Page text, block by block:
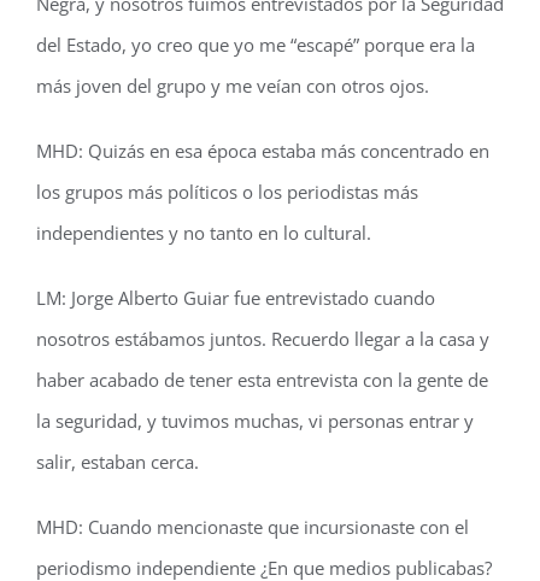
del Estado, yo creo que yo me “escapé” porque era la
más joven del grupo y me veían con otros ojos.
MHD: Quizás en esa época estaba más concentrado en
los grupos más políticos o los periodistas más
independientes y no tanto en lo cultural.
LM: Jorge Alberto Guiar fue entrevistado cuando
nosotros estábamos juntos. Recuerdo llegar a la casa y
haber acabado de tener esta entrevista con la gente de
la seguridad, y tuvimos muchas, vi personas entrar y
salir, estaban cerca.
MHD: Cuando mencionaste que incursionaste con el
periodismo independiente ¿En que medios publicabas?